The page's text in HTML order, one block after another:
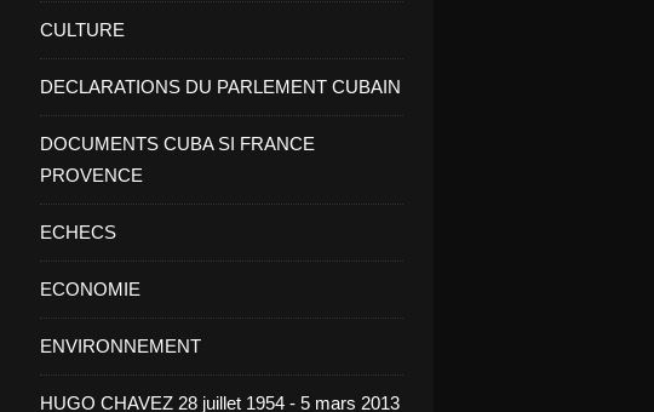
CULTURE
DECLARATIONS DU PARLEMENT CUBAIN
DOCUMENTS CUBA SI FRANCE
PROVENCE
ECHECS
ECONOMIE
ENVIRONNEMENT
HUGO CHAVEZ 28 juillet 1954 - 5 mars 2013